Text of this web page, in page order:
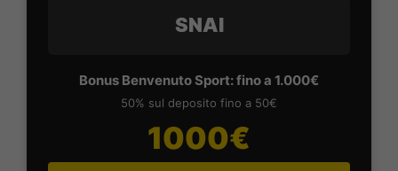
SNAI
Bonus Benvenuto Sport: fino a 1.000€
50% sul deposito fino a 50€
1000€